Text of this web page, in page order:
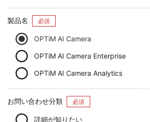
製品名 必須
OPTiM AI Camera
OPTiM AI Camera Enterprise
OPTiM AI Camera Analytics
お問い合わせ分類 必須
詳細が知りたい